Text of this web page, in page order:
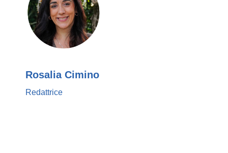
Rosalia Cimino
Redattrice